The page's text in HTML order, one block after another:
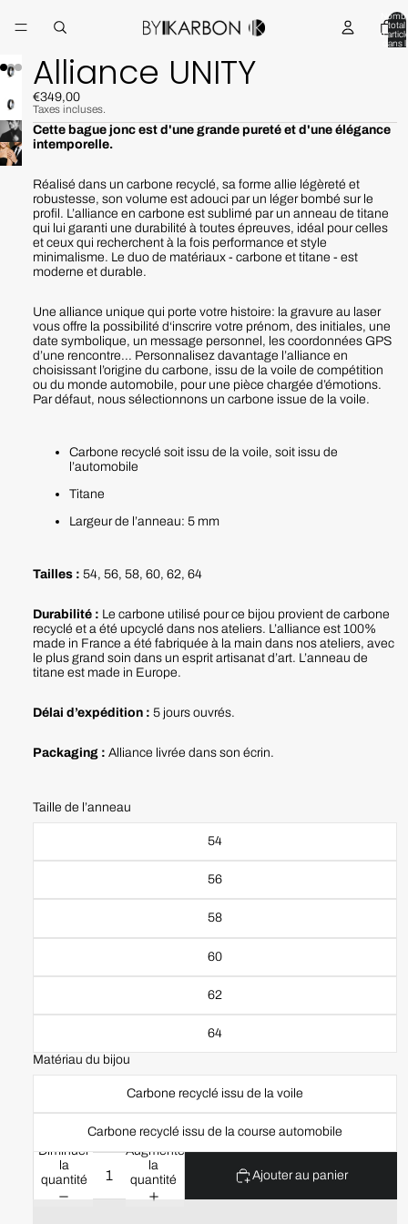
total
dans
Alliance UNITY
€349,00
Taxes incluses.
Cette bague jonc est d'une grande pureté et d'une élégance
intemporelle.
Réalisé dans un carbone recyclé, sa forme allie légèreté et
robustesse, son volume est adouci par un léger bombé sur le
profil. L’alliance en carbone est sublimé par un anneau de titane
qui lui garanti une durabilité à toutes épreuves, idéal pour celles
et ceux qui recherchent à la fois performance et style
minimalisme. Le duo de matériaux - carbone et titane - est
moderne et durable.
Une alliance unique qui porte votre histoire: la gravure au laser
vous offre la possibilité d‘inscrire votre prénom, des initiales, une
date symbolique, un message personnel, les coordonnées GPS
d’une rencontre... Personnalisez davantage l’alliance en
choisissant l’origine du carbone, issu de la voile de compétition
ou du monde automobile, pour une pièce chargée d’émotions.
Par défaut, nous sélectionnons un carbone issue de la voile.
Carbone recyclé soit issu de la voile, soit issu de
l’automobile
Titane
Largeur de l’anneau: 5 mm
Tailles : 54, 56, 58, 60, 62, 64
Durabilité : Le carbone utilisé pour ce bijou provient de carbone
recyclé et a été upcyclé dans nos ateliers. L’alliance est 100%
made in France a été fabriquée à la main dans nos ateliers, avec
le plus grand soin dans un esprit artisanat d’art. L’anneau de
titane est made in Europe.
Délai d’expédition : 5 jours ouvrés.
Packaging : Alliance livrée dans son écrin.
Taille de l’anneau
54
56
58
60
62
64
Matériau du bijou
Carbone recyclé issu de la voile
Carbone recyclé issu de la course automobile
Diminuer
la
quantité
Augmenter
la
quantité
Ajouter au panier